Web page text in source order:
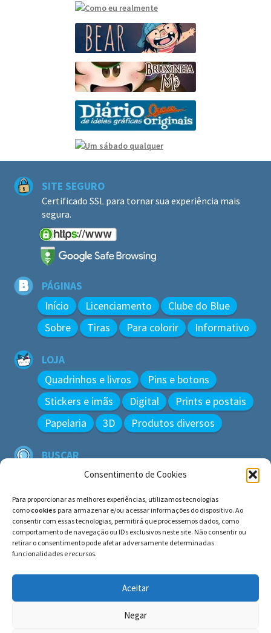
Consentimento de Cookies
Para proporcionar as melhores experiências, utilizamos tecnologias
comocookies para armazenar e/ou acessar informações do dispositivo. Ao
consentir com essas tecnologias, permitirá que processemos dados, como
comportamento de navegação ou IDs exclusivos neste site. Não consentir ou
retirar o consentimento pode afetar adversamente determinadas
funcionalidades e recursos.
Aceitar
Negar
SITE SEGURO
Certificado SSL para tornar sua experiência mais
segura.
PÁGINAS
Início Licenciamento
Clube do Blue
Sobre
Tiras Para colorir Informativo
LOJA
Quadrinhos e livros
Pins e botons
Stickers e imãs
Digital
Prints e postais
Papelaria
3D Produtos diversos
BUSCAR
© BLUE e os gatos ∙ todos os direitos reservados.
Histórias inspiradas em gatos reais. Adote e cuide dos